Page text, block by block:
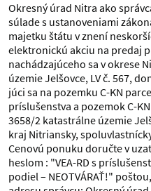
Okresný úrad Nitra ako
súlade s ustanoveniami
majetku štátu v znení
elektronickú akciu na predaj
nachádzajúceho sa v okrese
územie Jelšovce, LV č. 567,
júci sa na pozemku C-KN
príslušenstva a pozemok C-
3658/2 katastrálne územie
kraj Nitriansky,
Cenovú ponuku doručte v
heslom : "VEA-RD s
podiel – NEOTVÁRAŤ!"